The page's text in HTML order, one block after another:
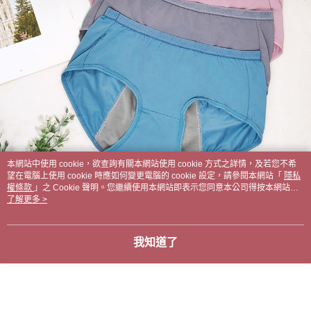
本網站中使用 cookie，欲查詢有關本網站使用 cookie 方式之詳情，及若您不希
望在電腦上使用 cookie 時應如何變更電腦的 cookie 設定，請參閱本網站「 隱私
權條款 」之 Cookie 聲明。您繼續使用本網站即表示您同意本公司得按本網站使
用條款之 Cookie 聲明使用 cookie。
了解更多 >
我知道了